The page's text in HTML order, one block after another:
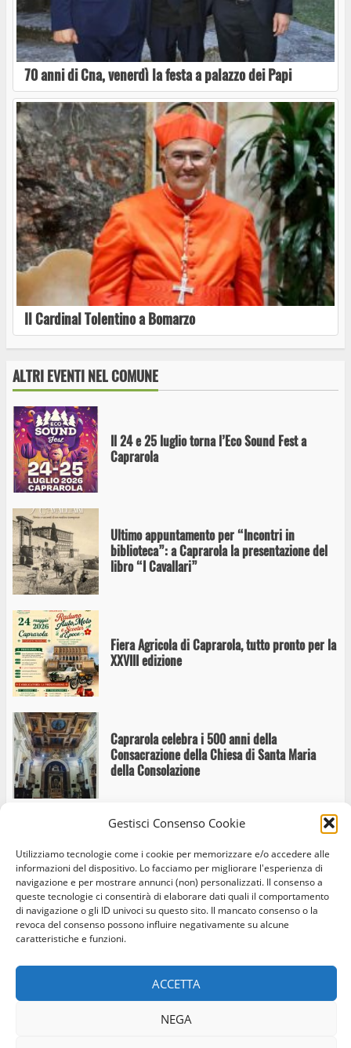
Gestisci Consenso Cookie
Utilizziamo tecnologie come i cookie per memorizzare e/o accedere alle
informazioni del dispositivo. Lo facciamo per migliorare l'esperienza di
navigazione e per mostrare annunci (non) personalizzati. Il consenso a
queste tecnologie ci consentirà di elaborare dati quali il comportamento
di navigazione o gli ID univoci su questo sito. Il mancato consenso o la
revoca del consenso possono influire negativamente su alcune
caratteristiche e funzioni.
ACCETTA
NEGA
70 anni di Cna, venerdì la festa a palazzo dei Papi
Il Cardinal Tolentino a Bomarzo
ALTRI EVENTI NEL COMUNE
Caprarola, al via “Incontri in biblioteca”: si
apre con la presentazione di MammAutismo
Una favola teatrale tra maschere, colori e
valori condivisi a Caprarola
La 70ª Sagra della Nocciola fa ballare
Caprarola: arrivano Radio Globo Summer Party
e “Voglio Tornare negli Anni ’90”
La magia torna a sfilare: la 70ª Sagra della
Nocciola presenta “Willy Nocchia e la Fabbrica
Il 24 e 25 luglio torna l’Eco Sound Fest a
Caprarola
Ultimo appuntamento per “Incontri in
biblioteca”: a Caprarola la presentazione del
libro “I Cavallari”
Fiera Agricola di Caprarola, tutto pronto per la
XXVIII edizione
Caprarola celebra i 500 anni della
Consacrazione della Chiesa di Santa Maria
della Consolazione
celebra il quinto centenario della
Consacrazione
festival di danze popolari europee
Facebook
Instagram
Twitter
© Occhio Viterbese - Codice 90148040562 - N° iscrizione